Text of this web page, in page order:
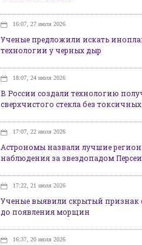
16:07, 27 июля 2026
Ученые предложили искать
технологии у черных дыр
18:07, 24 июля 2026
В России создали технологию
сверхчистого стекла без
17:07, 22 июля 2026
Астрономы назвали лучшие
наблюдения за звездопадом
17:22, 21 июля 2026
Ученые выявили скрытый признак
до появления морщин
16:37, 20 июля 2026